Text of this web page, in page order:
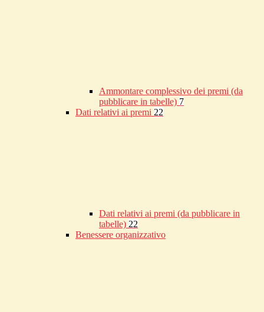
Ammontare complessivo dei premi (da
pubblicare in tabelle) 7
Dati relativi ai premi 22
Dati relativi ai premi (da pubblicare in
tabelle) 22
Benessere organizzativo